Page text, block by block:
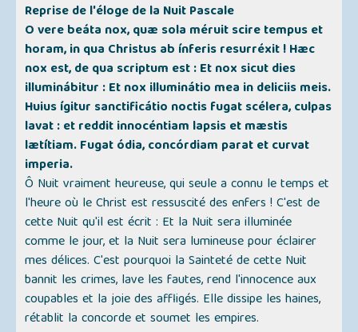
Reprise de l'éloge de la Nuit Pascale
O vere beáta nox, quæ sola méruit scire tempus et
horam, in qua Christus ab ínferis resurréxit ! Hæc
nox est, de qua scriptum est : Et nox sicut dies
illuminábitur : Et nox illuminátio mea in deliciis meis.
Huius ígitur sanctificátio noctis fugat scélera, culpas
lavat : et reddit innocéntiam lapsis et mæstis
lætítiam. Fugat ódia, concórdiam parat et curvat
imperia.
Ô Nuit vraiment heureuse, qui seule a connu le temps et
l'heure où le Christ est ressuscité des enfers ! C'est de
cette Nuit qu'il est écrit : Et la Nuit sera illuminée
comme le jour, et la Nuit sera lumineuse pour éclairer
mes délices. C'est pourquoi la Sainteté de cette Nuit
bannit les crimes, lave les fautes, rend l'innocence aux
coupables et la joie des affligés. Elle dissipe les haines,
rétablit la concorde et soumet les empires.